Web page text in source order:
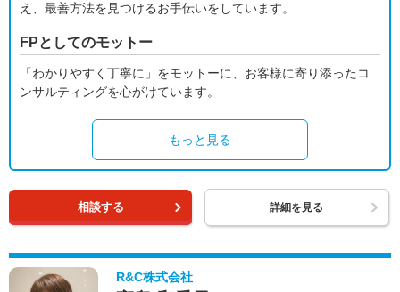
え、最善方法を見つけるお手伝いをしています。
FPとしてのモットー
「わかりやすく丁寧に」をモットーに、お客様に寄り添ったコ
ンサルティングを心がけています。
もっと見る
相談する 詳細を見る
R&C株式会社